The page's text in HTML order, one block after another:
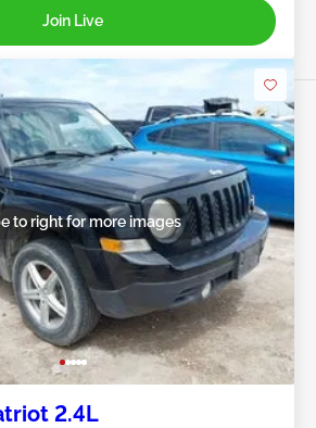
Join Live
to right for more images
2.4L